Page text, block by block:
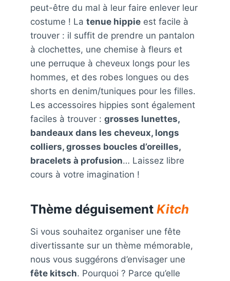
peut-être du mal à leur faire enlever leur
costume ! La tenue hippie est facile à
trouver : il suffit de prendre un pantalon
à clochettes, une chemise à fleurs et
une perruque à cheveux longs pour les
hommes, et des robes longues ou des
shorts en denim/tuniques pour les filles.
Les accessoires hippies sont également
faciles à trouver : grosses lunettes,
bandeaux dans les cheveux, longs
colliers, grosses boucles d’oreilles,
bracelets à profusion… Laissez libre
cours à votre imagination !
Thème déguisement Kitch
Si vous souhaitez organiser une fête
divertissante sur un thème mémorable,
nous vous suggérons d’envisager une
fête kitsch. Pourquoi ? Parce qu’elle